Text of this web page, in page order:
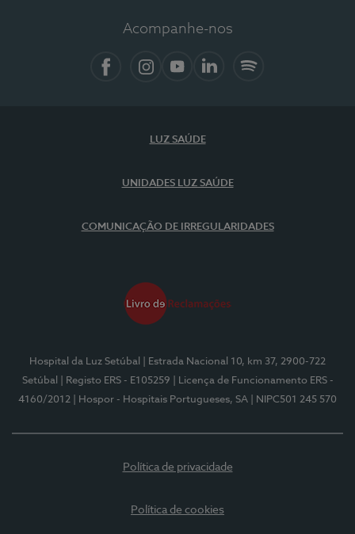
Acompanhe-nos
LUZ SAÚDE
UNIDADES LUZ SAÚDE
COMUNICAÇÃO DE IRREGULARIDADES
Hospital da Luz Setúbal
| Estrada Nacional 10, km 37, 2900-722
Setúbal
| Registo ERS - E105259
| Licença de Funcionamento ERS -
4160/2012
| Hospor - Hospitais Portugueses, SA | NIPC501 245 570
Política de privacidade
Política de cookies